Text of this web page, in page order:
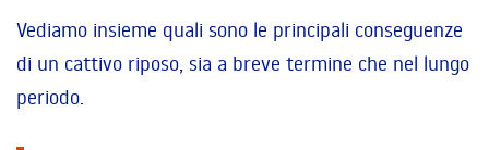
Vediamo insieme quali sono le principali conseguenze
di un cattivo riposo, sia a breve termine che nel lungo
periodo.